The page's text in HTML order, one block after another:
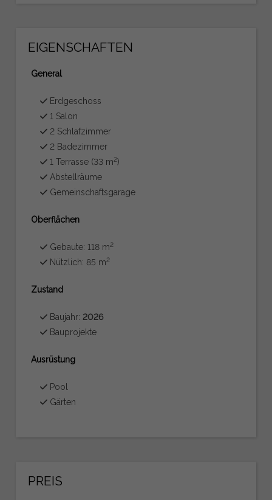
EIGENSCHAFTEN
General
Erdgeschoss
1 Salon
2 Schlafzimmer
2 Badezimmer
1 Terrasse (33 m2)
Abstellräume
Gemeinschaftsgarage
Oberflächen
Gebaute: 118 m2
Nützlich: 85 m2
Zustand
Baujahr: 2026
Bauprojekte
Ausrüstung
Pool
Gärten
PREIS